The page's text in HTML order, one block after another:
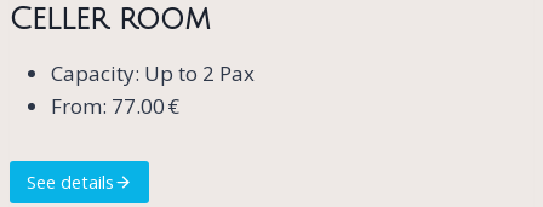
Celler room
Capacity: Up to 2 Pax
From: 77.00 €
See details